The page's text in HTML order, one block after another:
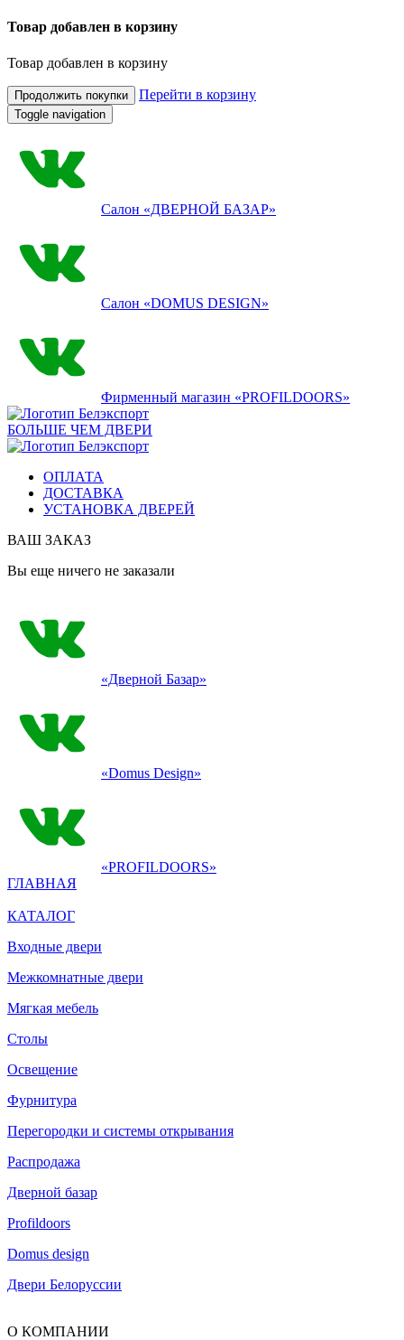
Товар добавлен в корзину
Товар добавлен в корзину
Продолжить покупки Перейти в корзину
Toggle navigation
Салон «ДВЕРНОЙ БАЗАР»
Салон «DOMUS DESIGN»
Фирменный магазин «PROFILDOORS»
БОЛЬШЕ ЧЕМ ДВЕРИ
ОПЛАТА
ДОСТАВКА
УСТАНОВКА ДВЕРЕЙ
ВАШ ЗАКАЗ
Вы еще ничего не заказали
«Дверной Базар»
«Domus Design»
«PROFILDOORS»
ГЛАВНАЯ
КАТАЛОГ
Входные двери
Межкомнатные двери
Мягкая мебель
Столы
Освещение
Фурнитура
Перегородки и системы открывания
Распродажа
Дверной базар
Profildoors
Domus design
Двери Белоруссии
О КОМПАНИИ